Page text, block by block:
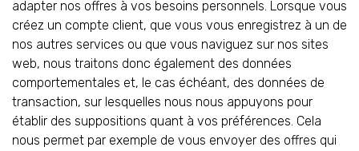
adapter nos offres à vos besoins personnels. Lorsque vous
créez un compte client, que vous vous enregistrez à un de
nos autres services ou que vous naviguez sur nos sites
web, nous traitons donc également des données
comportementales et, le cas échéant, des données de
transaction, sur lesquelles nous nous appuyons pour
établir des suppositions quant à vos préférences. Cela
nous permet par exemple de vous envoyer des offres qui